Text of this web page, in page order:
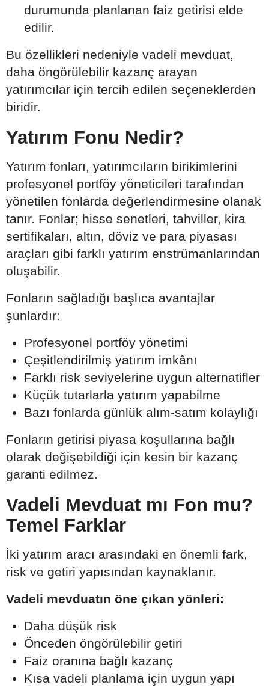
durumunda planlanan faiz getirisi elde
edilir.
Bu özellikleri nedeniyle vadeli mevduat,
daha öngörülebilir kazanç arayan
yatırımcılar için tercih edilen seçeneklerden
biridir.
Yatırım Fonu Nedir?
Yatırım fonları, yatırımcıların birikimlerini
profesyonel portföy yöneticileri tarafından
yönetilen fonlarda değerlendirmesine olanak
tanır. Fonlar; hisse senetleri, tahviller, kira
sertifikaları, altın, döviz ve para piyasası
araçları gibi farklı yatırım enstrümanlarından
oluşabilir.
Fonların sağladığı başlıca avantajlar
şunlardır:
Profesyonel portföy yönetimi
Çeşitlendirilmiş yatırım imkânı
Farklı risk seviyelerine uygun alternatifler
Küçük tutarlarla yatırım yapabilme
Bazı fonlarda günlük alım-satım kolaylığı
Fonların getirisi piyasa koşullarına bağlı
olarak değişebildiği için kesin bir kazanç
garanti edilmez.
Vadeli Mevduat mı Fon mu?
Temel Farklar
İki yatırım aracı arasındaki en önemli fark,
risk ve getiri yapısından kaynaklanır.
Vadeli mevduatın öne çıkan yönleri:
Daha düşük risk
Önceden öngörülebilir getiri
Faiz oranına bağlı kazanç
Kısa vadeli planlama için uygun yapı